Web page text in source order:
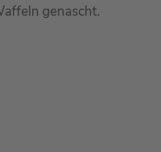
genascht.